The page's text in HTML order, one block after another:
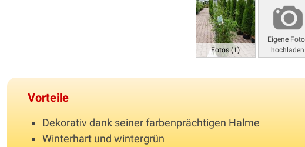
Fotos (1)
Eigene
hochladen
Vorteile
Dekorativ dank seiner farbenprächtigen Halme
Winterhart und wintergrün